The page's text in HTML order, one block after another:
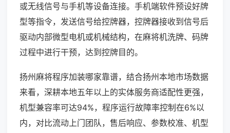
或无线信号与手机等设备连接。手机端软件预设好牌
型等指令，发送信号给控牌器，控牌器接收到信号后
驱动内部微型电机或机械结构，在麻将机洗牌、码牌
过程中进行干预，达到控牌目的。
扬州麻将程序加装哪家靠谱，结合扬州本地市场数据
来看，深耕本地五年以上的实体服务商适配性更强，
机型兼容率可达94%，程序运行故障率控制在6%以
内，对比流动上门团队，售后响应、参数校准、机型